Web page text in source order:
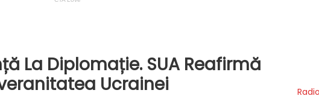
La Diplomație. SUA Reafirmă
Ucrainei